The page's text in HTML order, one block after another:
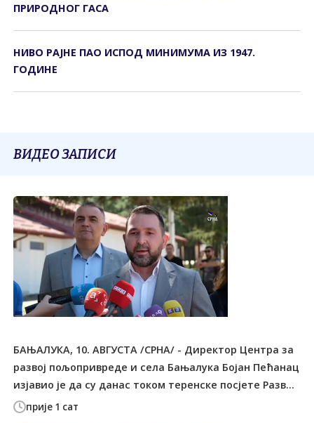
ПРИРОДНОГ ГАСА
НИВО РАЈНЕ ПАО ИСПОД МИНИМУМА ИЗ 1947.
ГОДИНЕ
ВИДЕО ЗАПИСИ
прије 1 сат
БАЊАЛУКА, 10. АВГУСТА /СРНА/ - Директор Центра за
развој пољопривреде и села Бањалука Бојан Пећанац
изјавио је да су данас током теренске посјете Разв...